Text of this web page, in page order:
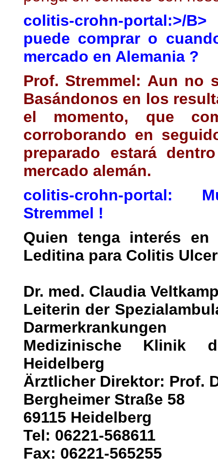
colitis-crohn-portal:>/
puede comprar o
mercado en Alemania ?
Prof. Stremmel: Aun no
Basándonos en los
el momento, que
corroborando en
preparado estará
mercado alemán.
colitis-crohn-portal:
Stremmel !
Quien tenga interés
Leditina para Colitis
Dr. med. Claudia
Leiterin der
Darmerkrankungen
Medizinische Klinik
Heidelberg
Ärztlicher Direktor: Prof.
Bergheimer Straße 58
69115 Heidelberg
Tel: 06221-568611
Fax: 06221-565255